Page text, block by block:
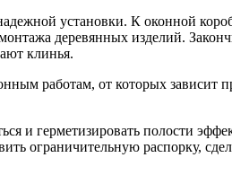
установки. К оконной
деревянных изделий.
клинья.
работам, от которых зависит
и герметизировать полости
ограничительную распорку,